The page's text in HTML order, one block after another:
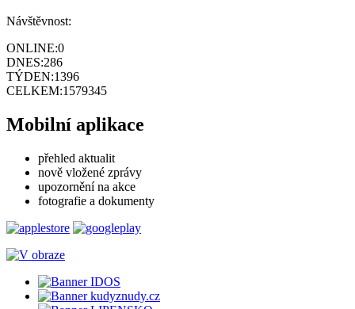
Návštěvnost:
ONLINE:0
DNES:286
TÝDEN:1396
CELKEM:1579345
Mobilní aplikace
přehled aktualit
nově vložené zprávy
upozornění na akce
fotografie a dokumenty